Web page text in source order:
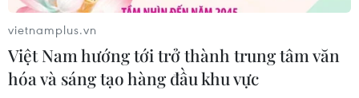
Thủ tướng Thái Lan đề xuất 3 ưu tiên
cho tương lai ASEAN
04/08/2026 10:45
vietnamplus.vn
Việt Nam hướng tới trở thành trung tâm văn
hóa và sáng tạo hàng đầu khu vực